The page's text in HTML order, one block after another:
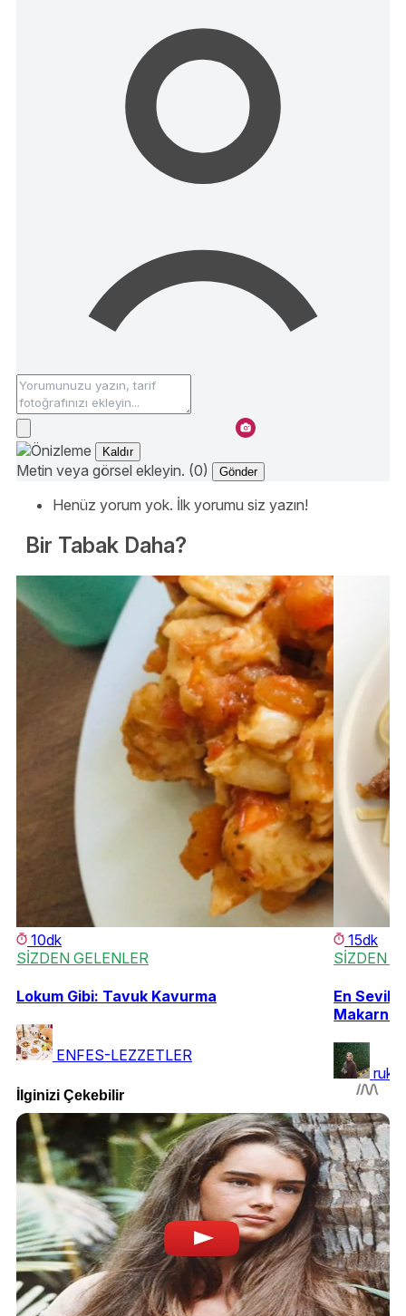
Kaldır
Metin veya görsel ekleyin. (0) Gönder
Henüz yorum yok. İlk yorumu siz yazın!
Bir Tabak Daha?
10dk
SİZDEN GELENLER
Lokum Gibi: Tavuk Kavurma
ENFES-LEZZETLER
15dk
SİZDEN
En
Makarna